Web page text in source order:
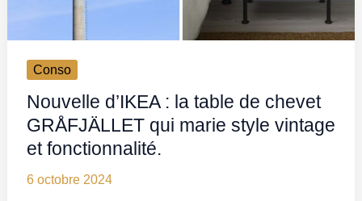
Conso
Nouvelle d’IKEA : la table de chevet
GRÅFJÄLLET qui marie style vintage
et fonctionnalité.
6 octobre 2024